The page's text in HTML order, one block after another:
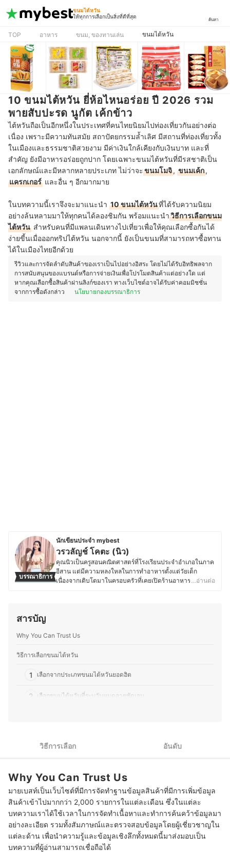
ขนมไต้หวัน
ให้ทุกการเลือกเป็นสิ่งที่ดีที่สุด
ค้นหา
TOP อาหาร ขนม, ของทานเล่น ขนมไต้หวัน
10 ขนมไต้หวัน ยี่ห้อไหนอร่อย ปี 2026 รวม
พายสับปะรด นูกัต เค้กข้าว
ไต้หวันถือเป็นอีกหนึ่งในประเทศที่คนไทยนิยมไปท่องเที่ยวกันอย่างต่อ
เนื่อง เพราะมีความทันสมัย สถาปัตยกรรมล้ำเลิศ มีสถานที่ท่องเที่ยวทั้ง
ในเมืองและธรรมชาติสวยงาม มีค่าเงินใกล้เคียงกับเงินบาท และที่
สำคัญ ยังมีอาหารอร่อยถูกปาก โดยเฉพาะขนมไต้หวันที่มีรสชาติเป็น
เอกลักษณ์และมีหลากหลายประเภท ไม่ว่าจะขนมโมจิ, ขนมเค้ก,
แครกเกอร์ และอื่น ๆ อีกมากมาย
ในบทความนี้เราจึงจะมาแนะนำ 10 ขนมไต้หวันที่ได้รับความนิยม
อย่างล้นหลามมาให้ทุกคนได้ลองชิมกัน พร้อมแนะนำวิธีการเลือกขนม
ไต้หวัน สำหรับคนที่มีแพลนเดินทางไปเที่ยวเพื่อให้คุณเลือกซื้อกันได้
ง่ายขี้นเมื่อออกทริปไต้หวัน นอกจากนี้ ยังเป็นขนมที่สามารถหาซื้อทาน
ได้ในเมืองไทยอีกด้วย
รีวิวและการจัดลำดับสินค้าของเราเป็นไปอย่างอิสระ โดยไม่ได้รับอิทธิพลจาก
การสนับสนุนของแบรนด์หรือการจ่ายเงินเพื่อโปรโมตสินค้าแต่อย่างใด แต่
หากคุณเลือกซื้อสินค้าผ่านลิงก์ของเรา ทางเว็บไซต์อาจได้รับค่าคอมมิชชั่น
จากการซื้อดังกล่าว
นโยบายกองบรรณาธิการ
บรรณาธิการ
นักเขียนประจำ mybest
วรวลัญช์ โคตะ (นิว)
คุณนิวเป็นครูสอนคณิตศาสตร์ที่โรงเรียนประจำอำเภอในภาค
อีสาน แต่มีความหลงใหลในการทำอาหารตั้งแต่วัยเด็ก
เนื่องจากเติบโตมาในครอบครัวที่เคยเปิดร้านอาหาร ทำให้มี
เพื่อให้ผู้อ่านสามารถนำไปปรับใช้ในชีวิตประจำวันได้ง่ายขึ้น
อาหารที่สะดวกและเหมาะสมกับไลฟ์สไตล์ของแต่ละคน เพื่อ
ประวัติของ วรวลัญช์ โคตะ (นิว)
…อ่านต่อ
สารบัญ
Why You Can Trust Us
วิธีการเลือกขนมไต้หวัน
1 เลือกจากประเภทขนมไต้หวันยอดฮิต
2 เลือกขนมไต้หวันที่ระบุวันหมดอายุชัดเจน
วิธีการเลือก อันดับ
Why You Can Trust Us
มายเบสท์เป็นเว็บไซต์ที่มีการจัดทำฐานข้อมูลสินค้าที่มีการเพิ่มข้อมูล
สินค้าเข้าไปมากกว่า 2,000 รายการในแต่ละเดือน ซึ่งในแต่ละ
บทความเราได้ใช้เวลาในการจัดทำเนื้อหาและทำการค้นคว้าข้อมูลมา
อย่างละเอียด รวมทั้งสัมภาษณ์และตรวจสอบข้อมูลโดยผู้เชี่ยวชาญใน
แต่ละด้าน เพื่อนำความรู้และข้อมูลเชิงลึกทั้งหมดนี้มาส่งมอบเป็น
บทความที่ผู้อ่านสามารถเชื่อถือได้